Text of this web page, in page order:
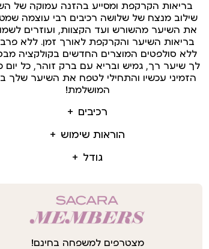
רכיבים
הוראות שימוש
גודל
בריאות הקרקפת ומסייע בהזנה עמוקה של
שילוב מנצח של שלושה רכיבים רבי עוצמה
את השיער מהשורש ועד הקצוות, ועוזרים
בריאות השיער והקרקפת לאורך זמן. ללא
ללא סולפטים המוצרים החדשים בקולקציה
לך שיער רך, גמיש ובריא עם ברק זוהר, כל יום
הזמיני עכשיו והתחילי לטפח את השיער שלך
המושלמת!
מצטרפים למשפחה בחינם!